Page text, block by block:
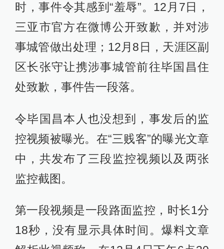
时，事件令其感到“羞辱”。12月7日，
三亚市官方在微博公开致歉，并对涉
事城管做出处理；12月8日，天涯区副
区长张守让携涉事城管前往毕国昌住
处致歉，事件告一段落。
令毕国昌本人也没想到，事发后的监
控视频被曝光。在“三贱客”的曝光文章
中，共发布了三段监控视频以及两张
监控截图。
第一段视频是一段路面监控，时长1分
18秒，没有显示具体时间。爆料文章